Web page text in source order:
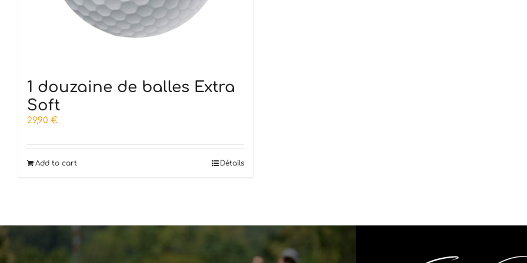
1 douzaine de balles Extra
Soft
29,90 €
Add to cart Détails